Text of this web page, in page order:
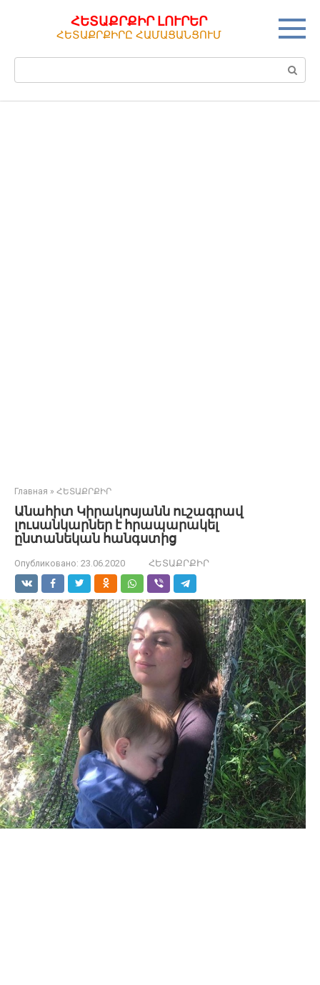
ՀԵՏԱՔՐՔԻՐ ԼՈՒՐԵՐ
ՀԵՏԱՔՐՔԻՐԸ ՀԱՄԱՑԱՆՑՈՒՄ
Поиск:
Главная » ՀԵՏԱՔՐՔԻՐ
Անահիտ Կիրակոսյանն ուշագրավ
լուսանկարներ է հրապարակել
ընտանեկան հանգստից
Опубликовано: 23.06.2020 ՀԵՏԱՔՐՔԻՐ